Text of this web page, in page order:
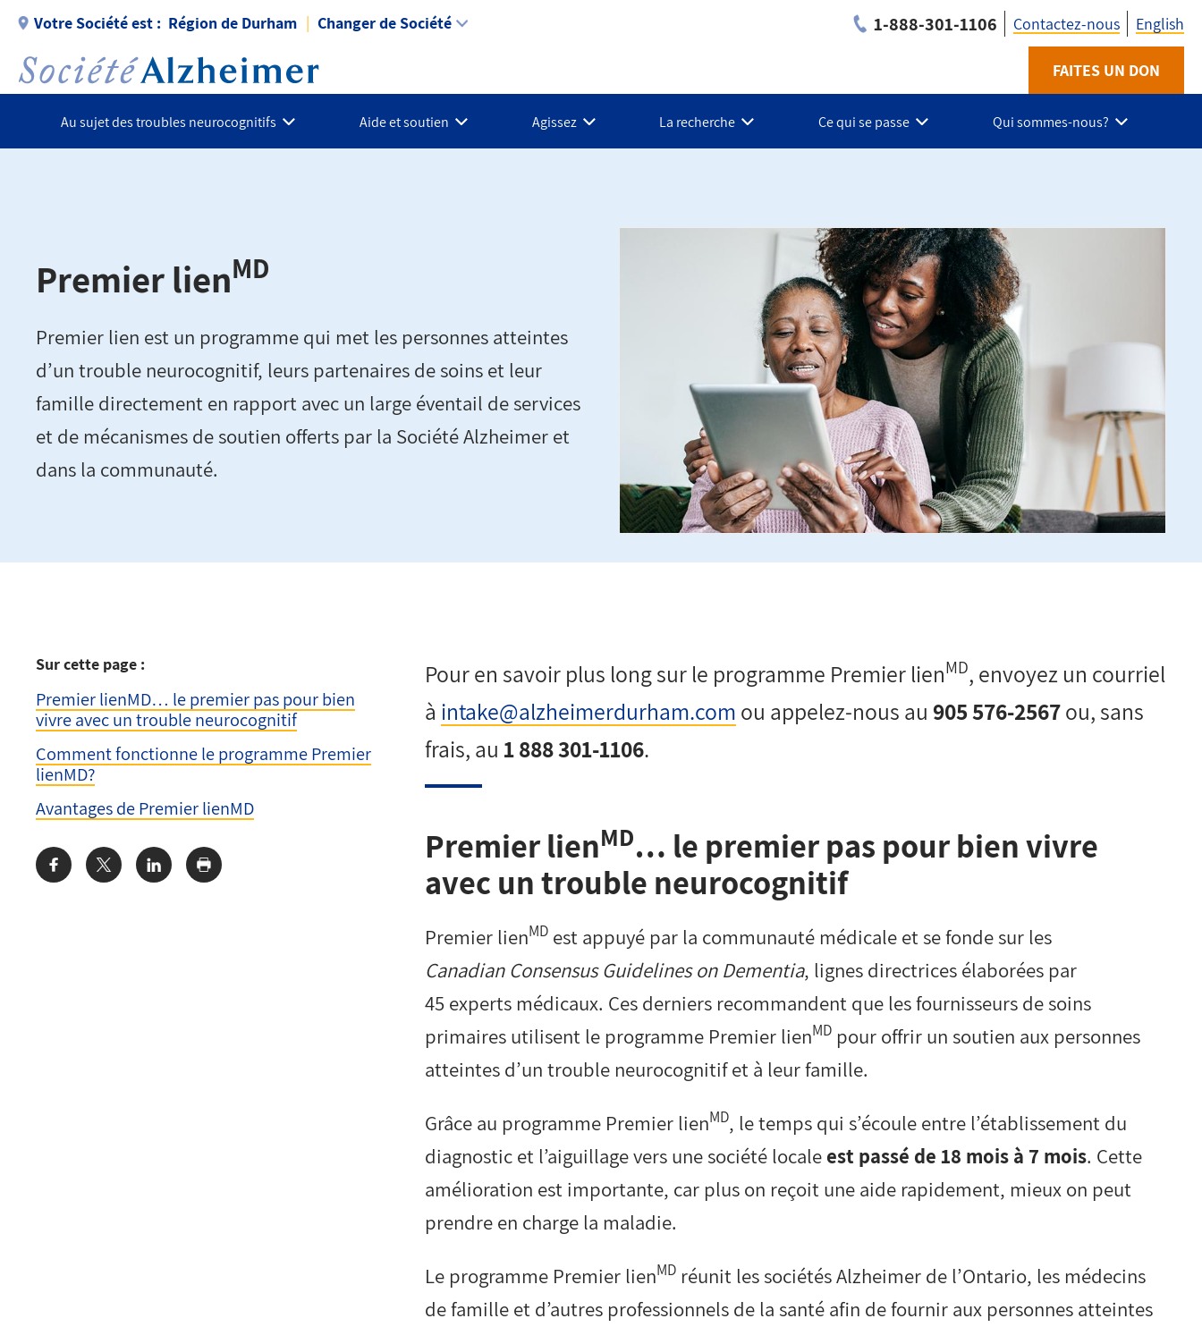
contenu
principal
Votre Société est : Région de Durham Changer de Société 1-888-301-1106
Utility
-
Fr
Durham
Contactez-nous English
FAITES UN DON
Au sujet des troubles neurocognitifs Aide et soutien Agissez La recherche Ce qui se passe Qui sommes-nous?
Premier lienMD
Premier lien est un programme qui met les personnes atteintes
d’un trouble neurocognitif, leurs partenaires de soins et leur
famille directement en rapport avec un large éventail de services
et de mécanismes de soutien offerts par la Société Alzheimer et
dans la communauté.
Pour en savoir plus long sur le programme Premier lienMD, envoyez un courriel
à intake@alzheimerdurham.com ou appelez-nous au 905 576-2567ou, sans
frais, au 1 888 301-1106.
Premier lienMD… le premier pas pour bien vivre
avec un trouble neurocognitif
Premier lienMD est appuyé par la communauté médicale et se fonde sur les
Canadian Consensus Guidelines on Dementia, lignes directrices élaborées par
45 experts médicaux. Ces derniers recommandent que les fournisseurs de soins
primaires utilisent le programme Premier lienMD pour offrir un soutien aux personnes
atteintes d’un trouble neurocognitif et à leur famille.
Grâce au programme Premier lienMD, le temps qui s’écoule entre l’établissement du
diagnostic et l’aiguillage vers une société locale est passé de 18 mois à 7 mois. Cette
amélioration est importante, car plus on reçoit une aide rapidement, mieux on peut
prendre en charge la maladie.
Le programme Premier lienMD réunit les sociétés Alzheimer de l’Ontario, les médecins
de famille et d’autres professionnels de la santé afin de fournir aux personnes atteintes
Sur cette page :
Premier lienMD… le premier pas pour bien
vivre avec un trouble neurocognitif
Comment fonctionne le programme Premier
lienMD?
Avantages de Premier lienMD
Share: